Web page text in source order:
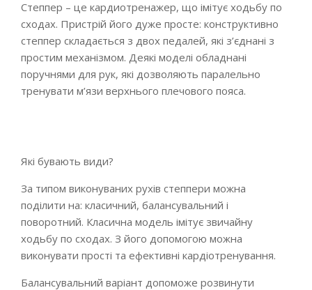
Степпер – це кардиотренажер, що імітує ходьбу по
сходах. Пристрій його дуже просте: конструктивно
степпер складається з двох педалей, які з’єднані з
простим механізмом. Деякі моделі обладнані
поручнями для рук, які дозволяють паралельно
тренувати м’язи верхнього плечового пояса.
Які бувають види?
За типом виконуваних рухів степпери можна
поділити на: класичний, балансувальний і
поворотний. Класична модель імітує звичайну
ходьбу по сходах. З його допомогою можна
виконувати прості та ефективні кардіотренування.
Балансувальний варіант допоможе розвинути